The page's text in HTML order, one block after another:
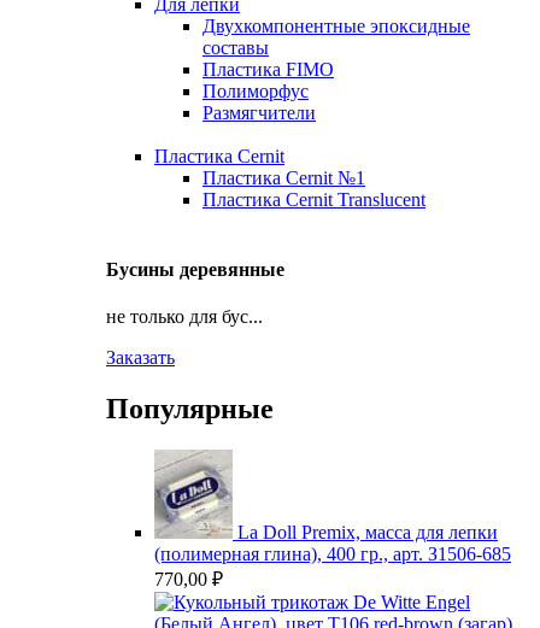
Для лепки
Двухкомпонентные эпоксидные
составы
Пластика FIMO
Полиморфус
Размягчители
Пластика Cernit
Пластика Cernit №1
Пластика Cernit Translucent
Бусины деревянные
не только для бус...
Заказать
Популярные
La Doll Premix, масса для лепки
(полимерная глина), 400 гр., арт. З1506-685
770,00 ₽